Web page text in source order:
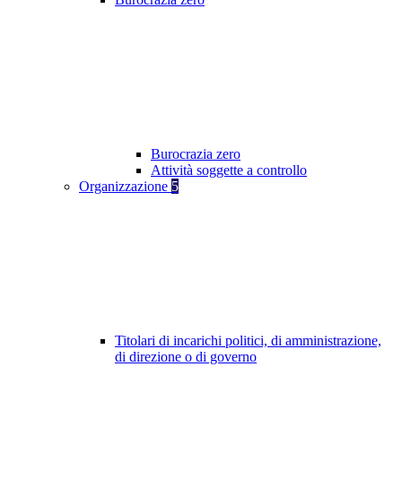
Burocrazia zero
Attività soggette a controllo
Organizzazione 5
Titolari di incarichi politici, di amministrazione,
di direzione o di governo